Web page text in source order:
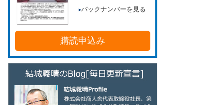
バックナンバーを見る
購読申込み